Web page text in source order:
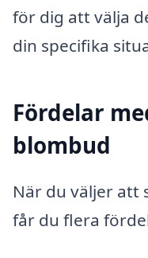
för dig att välja
din specifika
Fördelar
blombud
När du väljer att
får du flera